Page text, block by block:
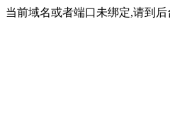
当前域名或者端口未绑定,请到